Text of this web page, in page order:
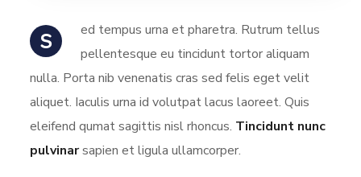
S
ed tempus urna et pharetra. Rutrum tellus
pellentesque eu tincidunt tortor aliquam
nulla. Porta nib venenatis cras sed felis eget velit
aliquet. Iaculis urna id volutpat lacus laoreet. Quis
eleifend qumat sagittis nisl rhoncus. Tincidunt nunc
pulvinarsapien et ligula ullamcorper.